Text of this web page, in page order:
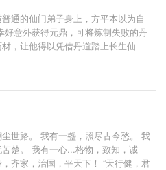
通的仙门弟子身上，方平本以为自
好意外获得元鼎，可将炼制失败的丹
，让他得以凭借丹道踏上长生仙
凡人流，修行境界：练气、筑基、
。
世路。 我有一盏，照尽古今愁。 我
楚。 我有一心...格物，致知，诚
齐家，治国，平天下！ “天行健，君